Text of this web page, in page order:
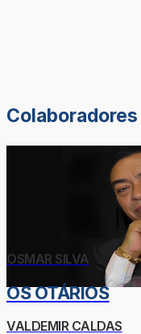
Colaboradores
OSMAR SILVA
OS OTÁRIOS
VALDEMIR CALDAS